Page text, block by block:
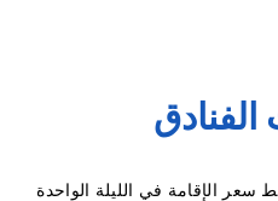
الفنادق
الإقامة في الليلة الواحدة